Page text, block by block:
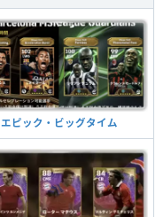
エピック・ビッグタイム